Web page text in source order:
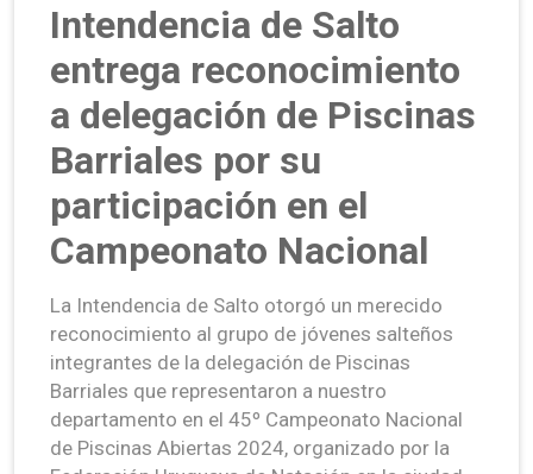
Intendencia de Salto
entrega reconocimiento
a delegación de Piscinas
Barriales por su
participación en el
Campeonato Nacional
La Intendencia de Salto otorgó un merecido
reconocimiento al grupo de jóvenes salteños
integrantes de la delegación de Piscinas
Barriales que representaron a nuestro
departamento en el 45º Campeonato Nacional
de Piscinas Abiertas 2024, organizado por la